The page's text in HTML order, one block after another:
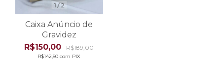
1 /2
Caixa Anúncio de
Gravidez
R$150,00
R$189,00
R$142,50 com PIX